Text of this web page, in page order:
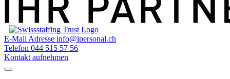
E-Mail Adresse info@ipersonal.ch
Telefon 044 515 57 56
Kontakt aufnehmen